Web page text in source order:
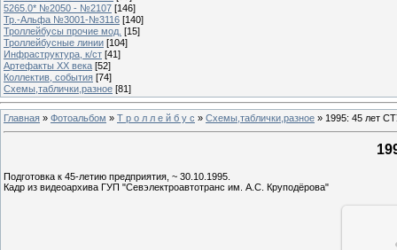
5265.0* №2050 - №2107 [146]
Тр.-Альфа №3001-№3116 [140]
Троллейбусы прочие мод. [15]
Троллейбусные линии [104]
Инфраструктура, к/ст [41]
Артефакты ХХ века [52]
Коллектив, события [74]
Схемы,таблички,разное [81]
Главная » Фотоальбом » Т р о л л е й б у с » Схемы,таблички,разное » 1995: 45 лет
Подготовка к 45-летию предприятия, ~ 30.10.1995.
Кадр из видеоархива ГУП "Севэлектроавтотранс им. А.С. Круподёрова"